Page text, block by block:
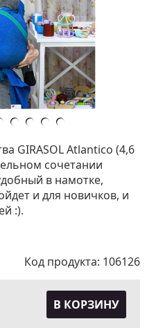
GIRASOL Atlantico (4,6
сочетании
в намотке,
и для новичков, и
:).
Код продукта: 106126
В КОРЗИНУ